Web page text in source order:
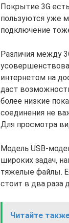
Покрытие 3G
пользуются уже
подключение
Различия между
интернетом на
даст
более низкие
соединения не
Для просмотра
Модель USB-
широких задач,
тяжелые файлы.
стоит в два раза
Читайте